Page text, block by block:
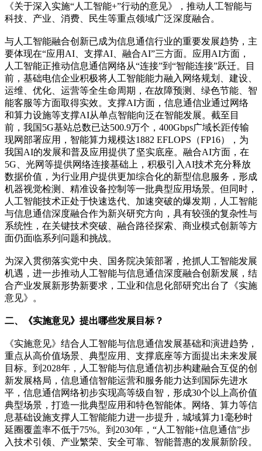
《关于深入实施“人工智能+”行动的意见》，推动人工智能与
科技、产业、消费、民生等重点领域广泛深度融合。
与人工智能融合创新已成为信息通信行业的重要发展趋势，主
要体现在“应用AI、支撑AI、融合AI”三方面。应用AI方面，
人工智能正推动信息通信网络从“连接”到“智能连接”跃迁。目
前，基础电信企业积极将人工智能能力融入网络规划、建设、
运维、优化、运营等全生命周期，在故障预测、绿色节能、智
能客服等方面取得实效。支撑AI方面，信息通信业通过网络
和算力设施等支撑AI从单点智能向泛在智能发展。截至目
前，我国5G基站总数已达500.9万个，400Gbps广域长距传输
现网部署应用，智能算力规模达1882 EFLOPS（FP16），为
我国AI的发展和普及应用提供了坚实底座。融合AI方面，在
5G、光网等提供网络连接基础上，积极引入AI技术充分释放
数据价值，为行业用户提供更加综合化的新型信息服务，形成
机器视觉检测、精准设备控制等一批典型应用场景。但同时，
人工智能技术正处于快速迭代、加速突破的爆发期，人工智能
与信息通信深度融合作为新兴研究方向，具有较强的复杂性与
系统性，在关键技术突破、融合路径探索、商业模式创新等方
面仍面临系列问题和挑战。
为深入贯彻落实党中央、国务院决策部署，抢抓人工智能发展
机遇，进一步推动人工智能与信息通信深度融合创新发展，结
合产业发展新形势新要求，工业和信息化部研究出台了《实施
意见》。
二、《实施意见》提出哪些发展目标？
《实施意见》结合人工智能与信息通信发展基础和演进趋势，
重点从高价值场景、典型应用、支撑底座等方面提出未来发展
目标。到2028年，人工智能与信息通信初步构建融合互促的创
新发展格局，信息通信智能运营和服务能力达到国际先进水
平，信息通信网络初步实现高等级自智，形成30个以上高价值
典型场景，打造一批典型应用和特色智能体。网络、算力等信
息基础设施支撑人工智能能力进一步提升，城域算力1毫秒时
延圈覆盖率不低于75%。到2030年，“人工智能+信息通信”步
入技术引领、产业繁荣、安全可靠、智能普惠的发展新阶段。